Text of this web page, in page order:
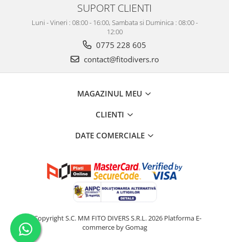
SUPORT CLIENTI
Luni - Vineri : 08:00 - 16:00, Sambata si Duminica : 08:00 -
12:00
0775 228 605
contact@fitodivers.ro
MAGAZINUL MEU
CLIENTI
DATE COMERCIALE
©Copyright S.C. MM FITO DIVERS S.R.L. 2026 Platforma E-
commerce by Gomag